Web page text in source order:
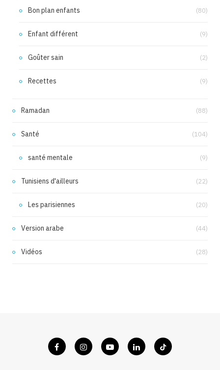
Bon plan enfants (80)
Enfant différent (9)
Goûter sain (2)
Recettes (9)
Ramadan (88)
Santé (104)
santé mentale (9)
Tunisiens d'ailleurs (22)
Les parisiennes (20)
Version arabe (44)
Vidéos (28)